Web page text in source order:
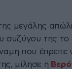
της μεγάλης
συζύγου της το
που έπρεπε
μίλησε η